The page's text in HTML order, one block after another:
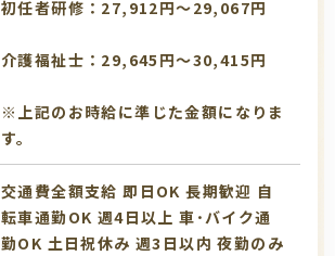
初任者研修：27,912円～29,067円
介護福祉士：29,645円～30,415円
※上記のお時給に準じた金額になりま
す。
交通費全額支給 即日OK 長期歓迎 自
転車通勤OK 週4日以上 車･バイク通
勤OK 土日祝休み 週3日以内 夜勤のみ